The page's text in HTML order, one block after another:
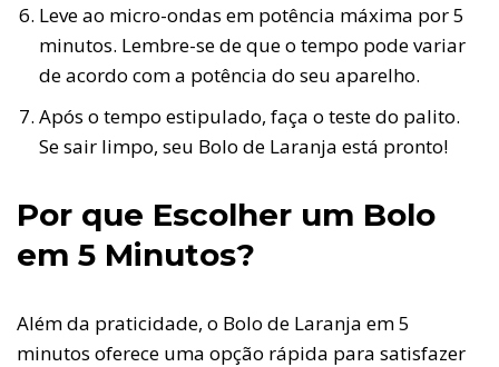
Leve ao micro-ondas em potência máxima por 5
minutos. Lembre-se de que o tempo pode variar
de acordo com a potência do seu aparelho.
Após o tempo estipulado, faça o teste do palito.
Se sair limpo, seu Bolo de Laranja está pronto!
Por que Escolher um Bolo
em 5 Minutos?
Além da praticidade, o Bolo de Laranja em 5
minutos oferece uma opção rápida para satisfazer